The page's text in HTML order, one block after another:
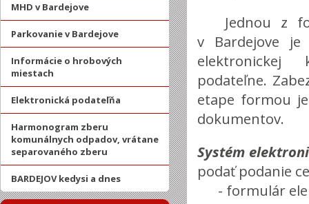
MHD v Bardejove
Parkovanie v Bardejove
Informácie o hrobových
miestach
Elektronická podateľňa
Harmonogram zberu
komunálnych odpadov, vrátane
separovaného zberu
BARDEJOV kedysi a dnes
Jednou z
v Bardejove
elektronickej
podateľne.
etape formou
dokumentov.
Systém
podať podanie
- formulár